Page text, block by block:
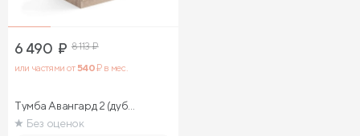
6 490 ₽ 8 113₽
или частями от540₽ в мес.
Тумба Авангард 2 (дуб
сонома)
Без оценок